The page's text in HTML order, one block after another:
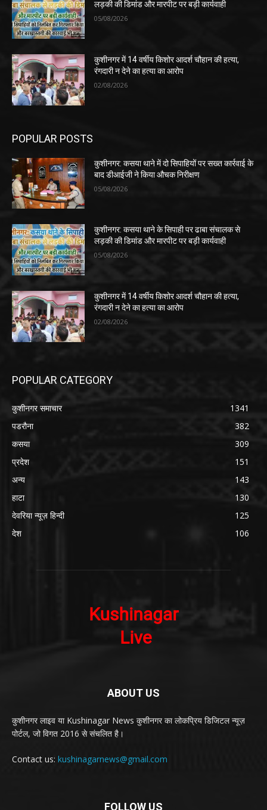
लड़की की डिमांड और मारपीट पर बड़ी कार्यवाही
05/08/2026
कुशीनगर में 14 वर्षीय किशोर आदर्श चौहान की हत्या,
रंगदारी न देने का हत्या का आरोप
02/08/2026
POPULAR POSTS
कुशीनगर: कसया थाने में दो सिपाहियों पर सख्त कार्रवाई के
बाद डीआईजी ने किया औचक निरीक्षण
05/08/2026
कुशीनगर: कसया थाने के सिपाही पर ढाबा संचालक से
लड़की की डिमांड और मारपीट पर बड़ी कार्यवाही
05/08/2026
कुशीनगर में 14 वर्षीय किशोर आदर्श चौहान की हत्या,
रंगदारी न देने का हत्या का आरोप
02/08/2026
POPULAR CATEGORY
कुशीनगर समाचार
1341
पडरौना
382
कसया
309
प्रदेश
151
अन्य
143
हाटा
130
देवरिया न्यूज़ हिन्दी
125
देश
106
ABOUT US
कुशीनगर लाइव या Kushinagar News कुशीनगर का लोकप्रिय डिजिटल न्यूज़
पोर्टल, जो विगत 2016 से संचलित है।
Contact us: kushinagarnews@gmail.com
FOLLOW US